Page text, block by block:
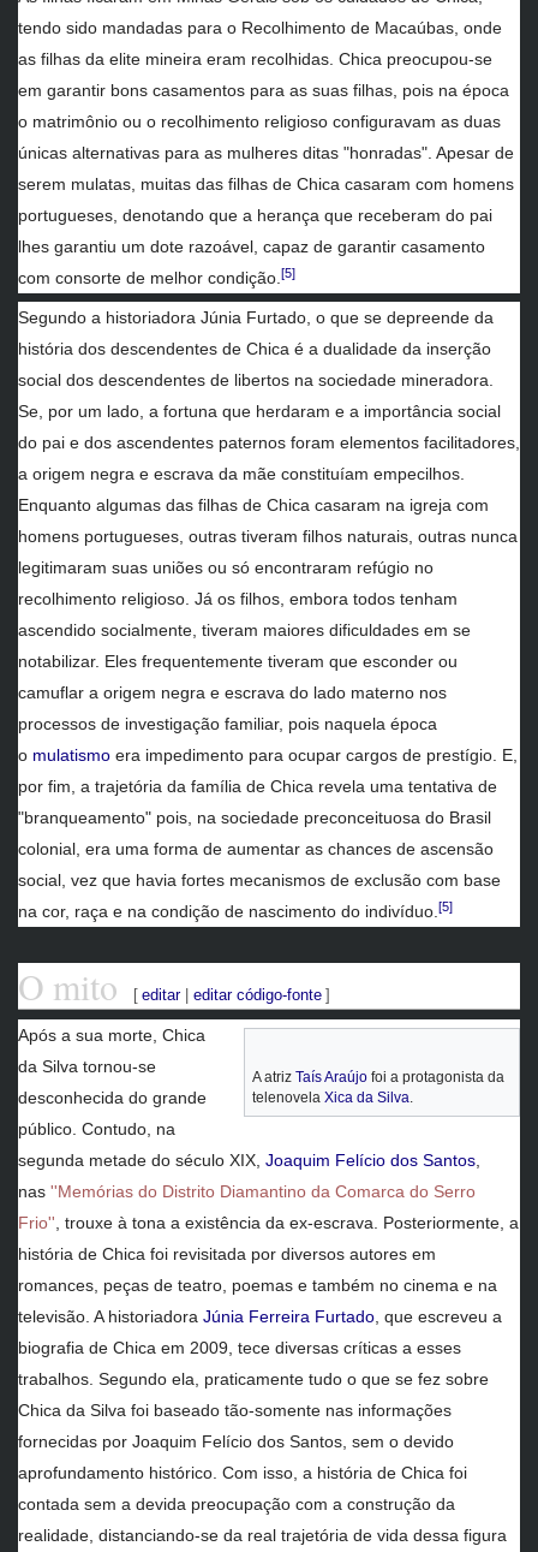
tendo sido mandadas para o Recolhimento de Macaúbas, onde
as filhas da elite mineira eram recolhidas. Chica preocupou-se
em garantir bons casamentos para as suas filhas, pois na época
o matrimônio ou o recolhimento religioso configuravam as duas
únicas alternativas para as mulheres ditas "honradas". Apesar de
serem mulatas, muitas das filhas de Chica casaram com homens
portugueses, denotando que a herança que receberam do pai
lhes garantiu um dote razoável, capaz de garantir casamento
com consorte de melhor condição.[5]
Segundo a historiadora Júnia Furtado, o que se depreende da
história dos descendentes de Chica é a dualidade da inserção
social dos descendentes de libertos na sociedade mineradora.
Se, por um lado, a fortuna que herdaram e a importância social
do pai e dos ascendentes paternos foram elementos facilitadores,
a origem negra e escrava da mãe constituíam empecilhos.
Enquanto algumas das filhas de Chica casaram na igreja com
homens portugueses, outras tiveram filhos naturais, outras nunca
legitimaram suas uniões ou só encontraram refúgio no
recolhimento religioso. Já os filhos, embora todos tenham
ascendido socialmente, tiveram maiores dificuldades em se
notabilizar. Eles frequentemente tiveram que esconder ou
camuflar a origem negra e escrava do lado materno nos
processos de investigação familiar, pois naquela época
o mulatismoera impedimento para ocupar cargos de prestígio. E,
por fim, a trajetória da família de Chica revela uma tentativa de
"branqueamento" pois, na sociedade preconceituosa do Brasil
colonial, era uma forma de aumentar as chances de ascensão
social, vez que havia fortes mecanismos de exclusão com base
na cor, raça e na condição de nascimento do indivíduo.[5]
O mito [ editar|editar código-fonte ]
A atrizTaís Araújo foi a protagonista da
telenovelaXica da Silva.
Após a sua morte, Chica
da Silva tornou-se
desconhecida do grande
público. Contudo, na
segunda metade do século XIX, Joaquim Felício dos Santos,
nas ''Memórias do Distrito Diamantino da Comarca do Serro
Frio'' , trouxe à tona a existência da ex-escrava. Posteriormente, a
história de Chica foi revisitada por diversos autores em
romances, peças de teatro, poemas e também no cinema e na
televisão. A historiadora Júnia Ferreira Furtado, que escreveu a
biografia de Chica em 2009, tece diversas críticas a esses
trabalhos. Segundo ela, praticamente tudo o que se fez sobre
Chica da Silva foi baseado tão-somente nas informações
fornecidas por Joaquim Felício dos Santos, sem o devido
aprofundamento histórico. Com isso, a história de Chica foi
contada sem a devida preocupação com a construção da
realidade, distanciando-se da real trajetória de vida dessa figura